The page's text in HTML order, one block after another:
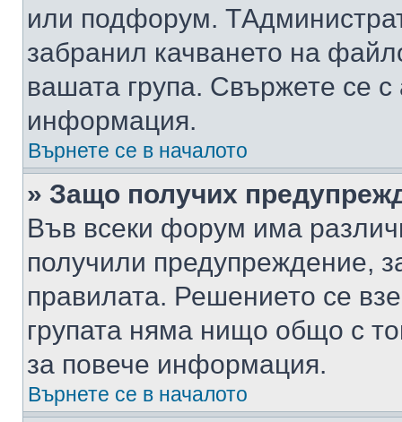
или подфорум.
забранил качването на
вашата група. Свържете се
информация.
Върнете се в началото
» Защо получих
Във всеки форум има
получили предупреждение,
правилата. Решението се
групата няма нищо общо с
за повече информация.
Върнете се в началото